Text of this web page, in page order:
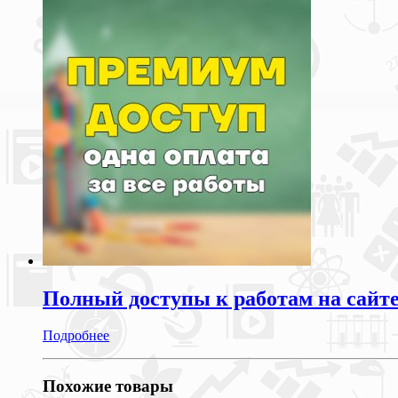
Полный доступы к работам на
Подробнее
Похожие товары